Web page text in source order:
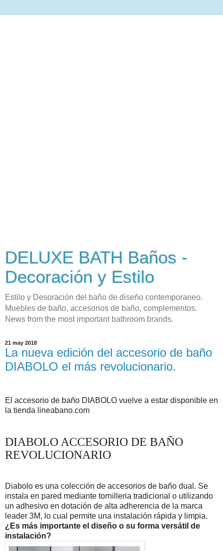
DELUXE BATH Baños -
Decoración y Estilo
Estilo y Desoración del baño de diseño contemporaneo.
Muebles de baño, accesorios de baño, complementos.
News from the most important bathroom brands.
21 may 2018
La nueva edición del accesorio de baño
DIABOLO el más revolucionario.
El accesorio de baño DIABOLO vuelve a estar disponible en
la tienda lineabano.com
DIABOLO ACCESORIO DE BAÑO
REVOLUCIONARIO
Diabolo es una colección de accesorios de baño dual. Se
instala en pared mediante tornilleria tradicional o utilizando
un adhesivo en dotación de alta adherencia de la marca
leader 3M, lo cual permite una instalación rápida y limpia.
¿Es más importante el diseño o su forma versátil de
instalación?